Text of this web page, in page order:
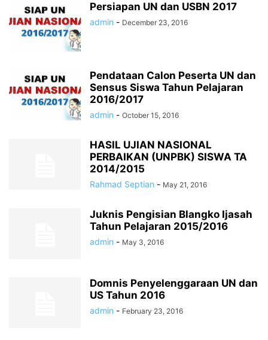
Persiapan UN dan USBN 2017
admin - December 23, 2016
Pendataan Calon Peserta UN dan
Sensus Siswa Tahun Pelajaran
2016/2017
admin - October 15, 2016
HASIL UJIAN NASIONAL
PERBAIKAN (UNPBK) SISWA TA
2014/2015
Rahmad Septian - May 21, 2016
Juknis Pengisian Blangko Ijasah
Tahun Pelajaran 2015/2016
admin - May 3, 2016
Domnis Penyelenggaraan UN dan
US Tahun 2016
admin - February 23, 2016